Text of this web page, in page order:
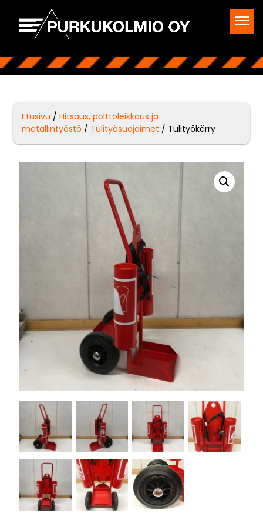
Etusivu /Hitsaus, polttoleikkaus ja
metallintyöstö / Tulityösuojaimet / Tulityökärry